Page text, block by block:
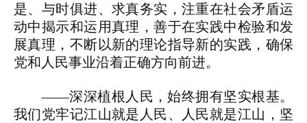
是、与时俱进、求真务实，注重在社会矛盾运
动中揭示和运用真理，善于在实践中检验和发
展真理，不断以新的理论指导新的实践，确保
党和人民事业沿着正确方向前进。
——深深植根人民，始终拥有坚实根基。
我们党牢记江山就是人民、人民就是江山，坚